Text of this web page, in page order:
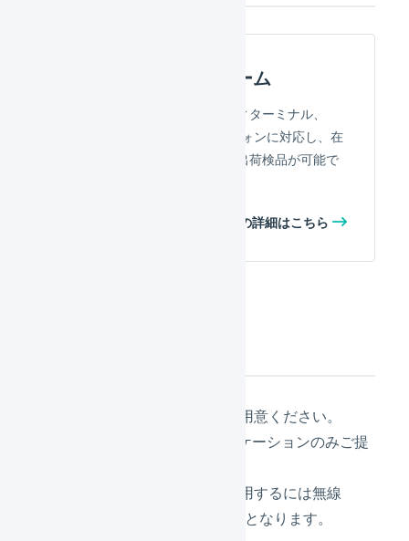
マルチプラットフォーム
キーエンスが提供するハンディターミナル、
PC、タブレット、スマートフォンに対応し、在
庫操作在庫レポートの参照、出荷検品が可能で
の詳細はこちら
デバイス本体は、別途ご用意ください。
LOGILESSからはアプリケーションのみご提
ハンディターミナルを利用するには無線
LAN（Wi-Fi）環境が必要となります。